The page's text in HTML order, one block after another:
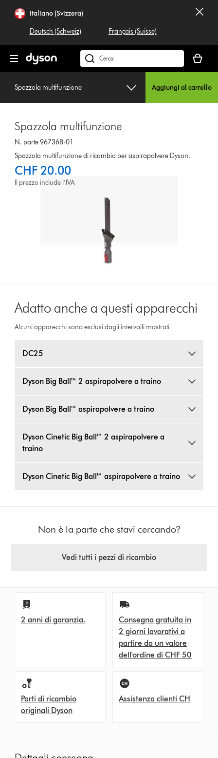
navigazioneItaliano (Svizzera)
Deutsch (Schweiz) Français (Suisse)
Cerca
su
carrello
è
Spazzola multifunzione Aggiungi al carrello
Spazzola multifunzione
N. parte 967368-01
Spazzola multifunzione di ricambio per aspirapolvere Dyson.
CHF 20.00
Il prezzo include l’IVA
Adatto anche a questi apparecchi
Alcuni apparecchi sono esclusi dagli intervalli mostrati
DC25
Dyson Big Ball™ 2 aspirapolvere a traino
Dyson Big Ball™ aspirapolvere a traino
Dyson Cinetic Big Ball™ 2 aspirapolvere a
traino
Dyson Cinetic Big Ball™ aspirapolvere a traino
Non è la parte che stavi cercando?
Vedi tutti i pezzi di ricambio
2 anni di garanzia.
Consegna gratuita in
2 giorni lavorativi a
partire da un valore
dell'ordine di CHF 50
Parti di ricambio
originali Dyson
Assistenza clienti CH